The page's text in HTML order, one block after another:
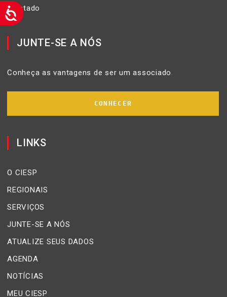
o Estado
JUNTE-SE A NÓS
Conheça as vantagens de ser um associado.
CONHECER
LINKS
O CIESP
REGIONAIS
SERVIÇOS
JUNTE-SE A NÓS
ATUALIZE SEUS DADOS
AGENDA
NOTÍCIAS
MEU CIESP